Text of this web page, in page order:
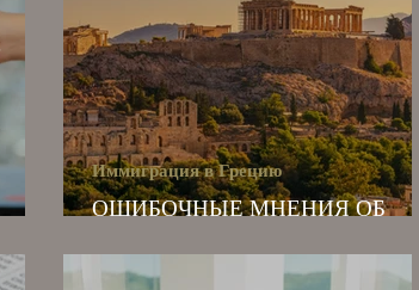
ОШИБОЧНЫЕ МНЕНИЯ ОБ
Иммиграция в Грецию